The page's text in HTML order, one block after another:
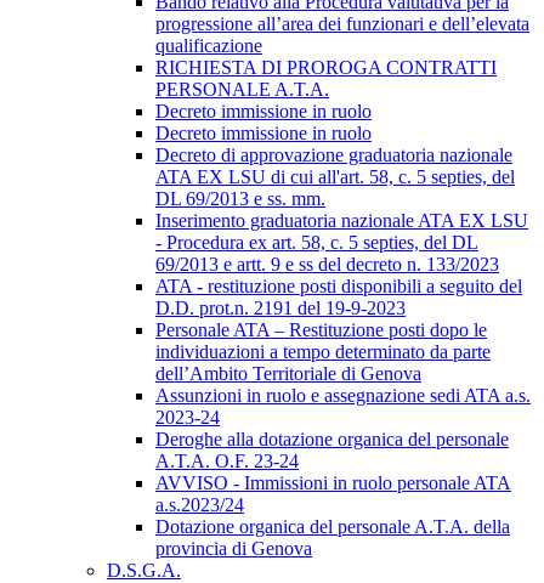
progressione all’area dei funzionari e dell’elevata
qualificazione
RICHIESTA DI PROROGA CONTRATTI
PERSONALE A.T.A.
Decreto immissione in ruolo
Decreto immissione in ruolo
Decreto di approvazione graduatoria nazionale
ATA EX LSU di cui all'art. 58, c. 5 septies, del
DL 69/2013 e ss. mm.
Inserimento graduatoria nazionale ATA EX LSU
- Procedura ex art. 58, c. 5 septies, del DL
69/2013 e artt. 9 e ss del decreto n. 133/2023
ATA - restituzione posti disponibili a seguito del
D.D. prot.n. 2191 del 19-9-2023
Personale ATA – Restituzione posti dopo le
individuazioni a tempo determinato da parte
dell’Ambito Territoriale di Genova
Assunzioni in ruolo e assegnazione sedi ATA a.s.
2023-24
Deroghe alla dotazione organica del personale
A.T.A. O.F. 23-24
AVVISO - Immissioni in ruolo personale ATA
a.s.2023/24
Dotazione organica del personale A.T.A. della
provincia di Genova
D.S.G.A.